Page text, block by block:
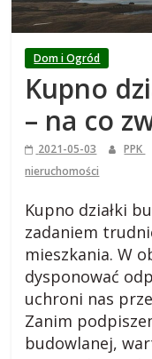
e
s
k
Dom i Ogród
Kupno
– na co
2021-05-03 PPK
nieruchomości
Kupno działki
zadaniem
mieszkania. W
dysponować
uchroni nas
Zanim
budowlanej,